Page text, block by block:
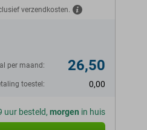
verzendkosten.
per maand: 26,50
toestel: 0,00
uur besteld, morgen in huis